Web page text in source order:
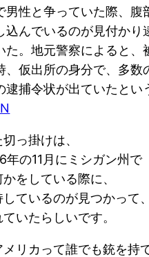
男性と争っていた際、腹
込んでいるのが見付かり
た。地元警察によると、
、仮出所の身分で、多数
逮捕令状が出ていたとい
っ掛けは、
年の11月にミシガン州で
をしている際に、
ているのが見つかって、
いたらしいです。
リカって誰でも銃を持